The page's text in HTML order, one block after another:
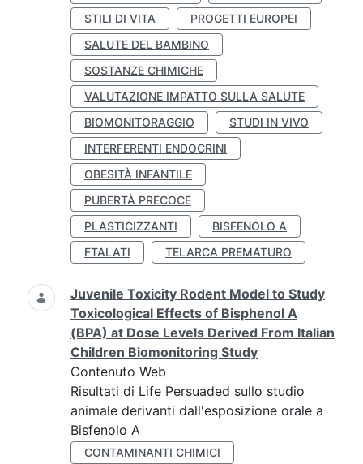
STILI DI VITA
PROGETTI EUROPEI
SALUTE DEL BAMBINO
SOSTANZE CHIMICHE
VALUTAZIONE IMPATTO SULLA SALUTE
BIOMONITORAGGIO
STUDI IN VIVO
INTERFERENTI ENDOCRINI
OBESITÀ INFANTILE
PUBERTÀ PRECOCE
PLASTICIZZANTI
BISFENOLO A
FTALATI
TELARCA PREMATURO
Juvenile Toxicity Rodent Model to Study
Toxicological Effects of Bisphenol A
(BPA) at Dose Levels Derived From Italian
Children Biomonitoring Study
Contenuto Web
Risultati di Life Persuaded sullo studio
animale derivanti dall'esposizione orale a
Bisfenolo A
CONTAMINANTI CHIMICI